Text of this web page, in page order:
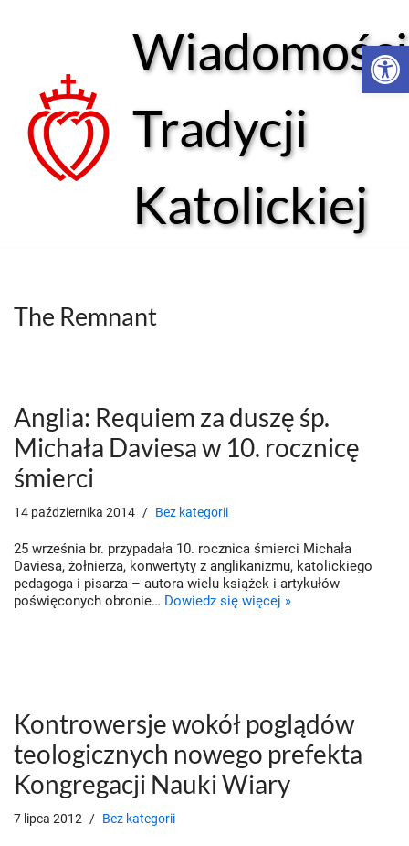
treści
Wiadomości
Tradycji
Katolickiej
The Remnant
Anglia: Requiem za duszę śp.
Michała Daviesa w 10. rocznicę
śmierci
14 października 2014 Bez kategorii
25 września br. przypadała 10. rocznica śmierci Michała
Daviesa, żołnierza, konwertyty z anglikanizmu, katolickiego
pedagoga i pisarza – autora wielu książek i artykułów
poświęconych obronie… Dowiedz się więcej »
Kontrowersje wokół poglądów
teologicznych nowego prefekta
Kongregacji Nauki Wiary
7 lipca 2012 Bez kategorii